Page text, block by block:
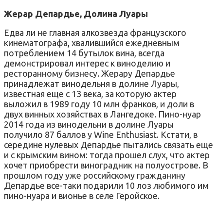
Жерар Депардье, Долина Луары
Едва ли не главная алкозвезда французского
кинематографа, хвалившийся ежедневным
потреблением 14 бутылок вина, всегда
демонстрировал интерес к виноделию и
ресторанному бизнесу. Жерару Депардье
принадлежат винодельня в долине Луары,
известная еще с 13 века, за которую актер
выложил в 1989 году 10 млн франков, и доли в
двух винных хозяйствах в Лангедоке. Пино-нуар
2014 года из винодельни в долине Луары
получило 87 баллов у Wine Enthusiast. Кстати, в
середине нулевых Депардье пытались связать еще
и с крымским вином: тогда прошел слух, что актер
хочет приобрести виноградник на полуострове. В
прошлом году уже российскому гражданину
Депардье все-таки подарили 10 лоз любимого им
пино-нуара и вионье в селе Геройское.